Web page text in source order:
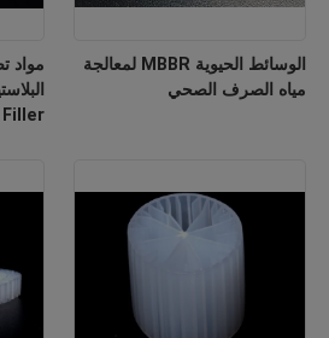
مواد
الوسائط الحيوية MBBR لمعالجة
مياه الصرف الصحي